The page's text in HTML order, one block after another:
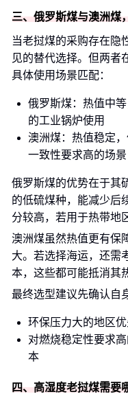
三、俄罗斯煤与澳洲煤
当老挝煤的采购存在隐
见的替代选择。但两者
具体使用场景匹配：
俄罗斯煤：热值中
的工业锅炉使用
澳洲煤：热值稳定
一致性要求高的场景
俄罗斯煤的优势在于其
的低硫煤种，能减少后
分较高，若用于热带地
澳洲煤虽然热值更有保
大。若选择海运，还需
本，这些都可能抵消其
最终选型建议先确认自
环保压力大的地区
对燃烧稳定性要求
本
四、高湿度老挝煤需要